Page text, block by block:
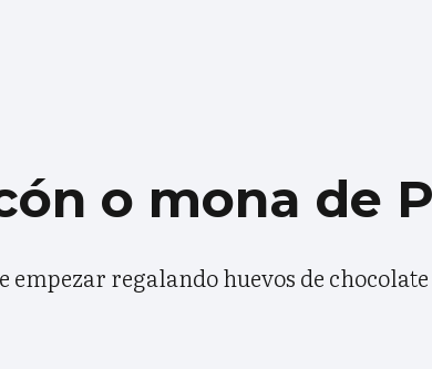
o mona de
empezar regalando huevos de